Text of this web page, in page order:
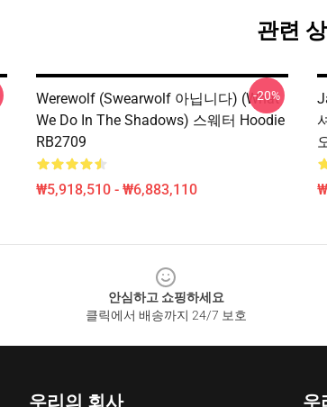
관련
Werewolf (swearwolf 아닙니다) (What
We Do In The Shadows) 스웨터 Hoodie
RB2709
₩5,918,510 - ₩6,883,110
-20%
안심하고 쇼핑하세요
클릭에서 배송까지 24/7 보호
우리의 회사 우